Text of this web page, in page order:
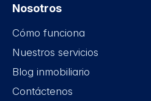
Nosotros
Cómo funciona
Nuestros servicios
Blog inmobiliario
Contáctenos